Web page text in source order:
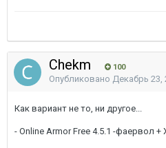
Chekm 100
Опубликовано Декабрь 23,
Как вариант не то, ни другое...
- Online Armor Free 4.5.1 -фаервол +